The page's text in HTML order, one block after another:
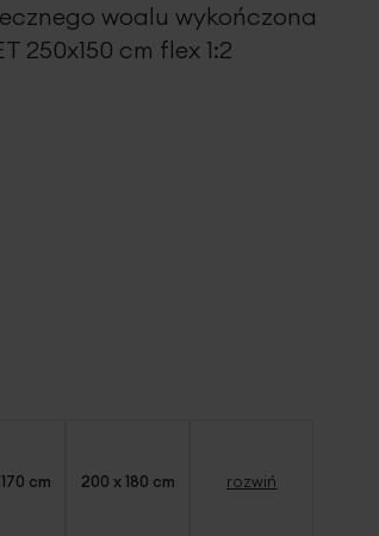
woalu wykończona
250x150 cm flex 1:2
cm 200 x 180 cm rozwiń